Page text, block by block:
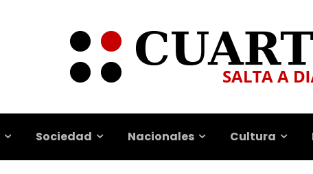
Sociedad Nacionales Cultura